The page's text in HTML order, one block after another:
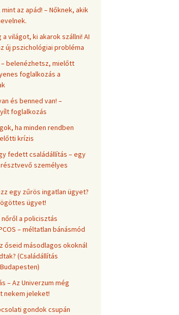
az apád! – Nőknek, akik
világot, ki akarok szállni! AI
új pszichológiai probléma
belenézhetsz, mielőtt
foglalkozás a
és benned van! –
foglalkozás
ha minden rendben
krízis
fedett családállítás – egy
személyes
egy zűrös ingatlan ügyet?
ügyet!
a policisztás
– méltatlan bánásmód
őseid másodlagos okoknál
(Családállítás
– Az Univerzum még
nekem jeleket!
gondok csupán